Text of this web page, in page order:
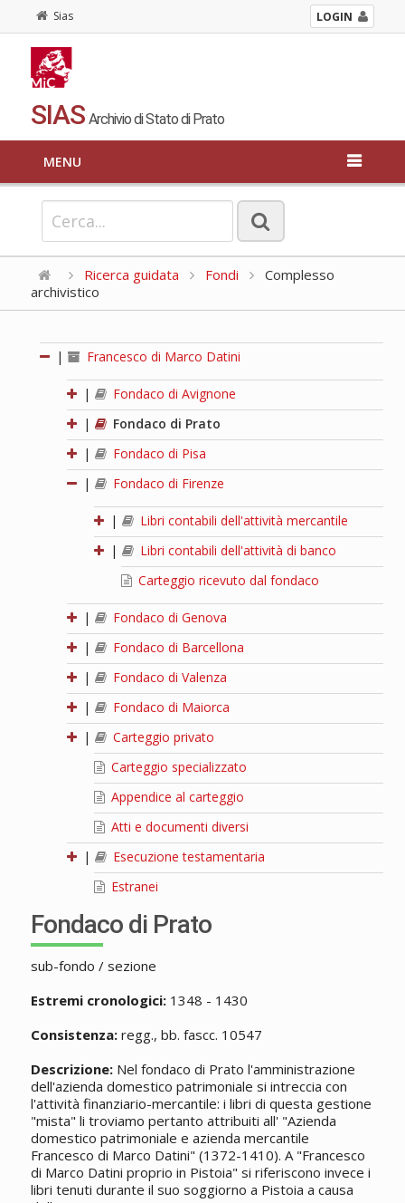
Sias LOGIN
SIAS Archivio di Stato di Prato
MENU
Ricerca guidata Fondi
Complesso
archivistico
| Francesco di Marco Datini
|
Fondaco di Avignone
|
Fondaco di Prato
|
Fondaco di Pisa
|
Fondaco di Firenze
|
Libri contabili dell'attività mercantile
|
Libri contabili dell'attività di banco
Carteggio ricevuto dal fondaco
|
Fondaco di Genova
|
Fondaco di Barcellona
|
Fondaco di Valenza
|
Fondaco di Maiorca
|
Carteggio privato
Carteggio specializzato
Appendice al carteggio
Atti e documenti diversi
|
Esecuzione testamentaria
Estranei
Fondaco di Prato
sub-fondo / sezione
Estremi cronologici:1348 - 1430
Consistenza:regg., bb. fascc. 10547
Descrizione:Nel fondaco di Prato l'amministrazione
dell'azienda domestico patrimoniale si intreccia con
l'attività finanziario-mercantile: i libri di questa gestione
"mista" li troviamo pertanto attribuiti all' "Azienda
domestico patrimoniale e azienda mercantile
Francesco di Marco Datini" (1372-1410). A "Francesco
di Marco Datini proprio in Pistoia" si riferiscono invece i
libri tenuti durante il suo soggiorno a Pistoia a causa